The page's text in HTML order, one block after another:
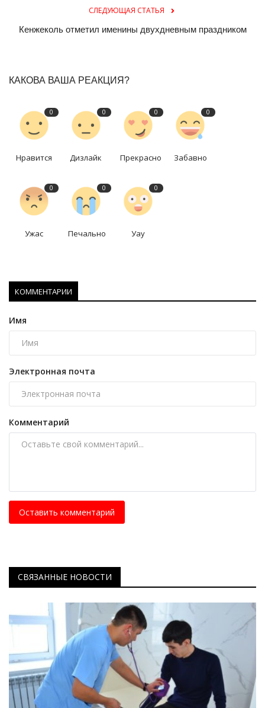
СЛЕДУЮЩАЯ СТАТЬЯ
Кенжеколь отметил именины двухдневным праздником
КАКОВА ВАША РЕАКЦИЯ?
0
Нравится
0
Дизлайк
0
Прекрасно
0
Забавно
0
Ужас
0
Печально
0
Уау
КОММЕНТАРИИ
Имя
Электронная почта
Комментарий
Оставить комментарий
СВЯЗАННЫЕ НОВОСТИ